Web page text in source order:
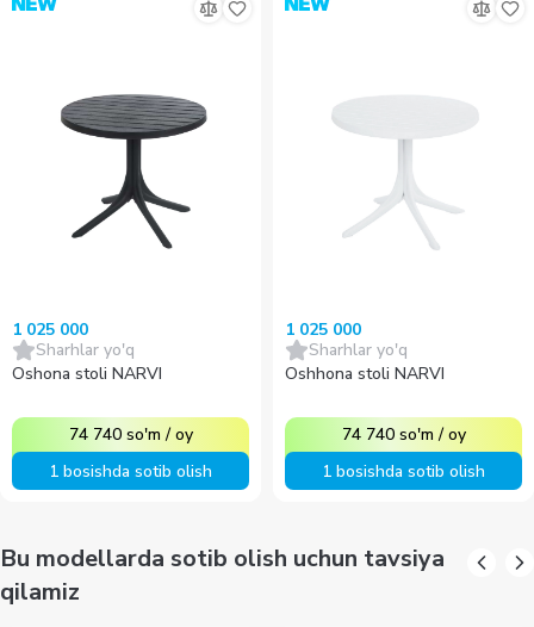
1 025 000
Sharhlar yo'q
Oshona stoli NARVI
74 740 so'm /oy
1 bosishda sotib olish
1 025 000
Sharhlar yo'q
Oshhona stoli NARVI
74 740 so'm /oy
1 bosishda sotib olish
Bu modellarda sotib olish uchun tavsiya
qilamiz